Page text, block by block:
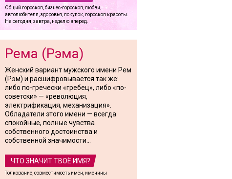
Общий гороскоп, бизнес-гороскоп, любви,
автолюбителя, здоровья, покупок, гороскоп красоты.
На сегодня, завтра, неделю вперед.
Рема (Рэма)
Женский вариант мужского имени Рем
(Рэм) и расшифровывается так же:
либо по-гречески «гребец», либо «по-
советски» — «революция,
электрификация, механизация».
Обладатели этого имени — всегда
спокойные, полные чувства
собственного достоинства и
собственной значимости...
ЧТО ЗНАЧИТ ТВОЁ ИМЯ?
Толкование, совместимость имён, именины